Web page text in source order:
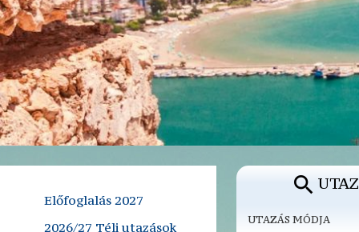
Előfoglalás 2027
2026/27 Téli utazások
UTAZÁS MÓDJA